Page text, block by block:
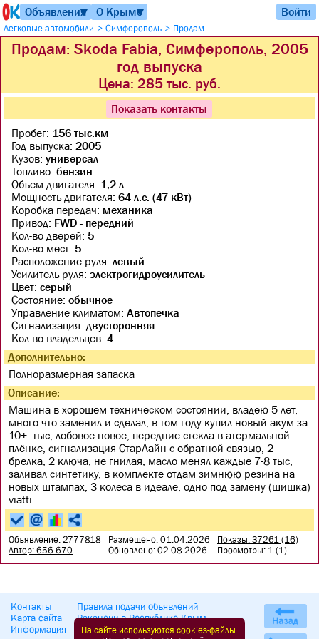
Объявления
▼ О Крыме
▼ Войти
Легковые автомобили > Симферополь > Продам
Продам: Skoda Fabia, Симферополь, 2005
год выпуска
Цена: 285 тыс. руб.
Показать контакты
Пробег: 156 тыс.км
Год выпуска:2005
Кузов:универсал
Топливо:бензин
Объем двигателя: 1,2 л
Мощность двигателя:64 л.с. (47 кВт)
Коробка передач: механика
Привод: FWD - передний
Кол-во дверей:5
Кол-во мест:5
Расположение руля:левый
Усилитель руля:электрогидроусилитель
Цвет:серый
Состояние:обычное
Управление климатом:Автопечка
Сигнализация:двусторонняя
Кол-во владельцев:4
Дополнительно:
Полноразмерная запаска
Описание:
Машина в хорошем техническом состоянии, владею 5 лет,
много что заменил и сделал, в том году купил новый акум за
10+- тыс, лобовое новое, передние стекла в атермальной
плёнке, сигнализация СтарЛайн с обратной связью, 2
брелка, 2 ключа, не гнилая, масло менял каждые 7-8 тыс,
заливал синтетику, в комплекте отдам зимнюю резина на
новых штампах, 3 колеса в идеале, одно под замену (шишка)
viatti
Объявление: 2777818
Автор: 656-670
Размещено: 01.04.2026
Обновлено: 02.08.2026
Показы: 37261 (16)
Просмотры: 1 (1)
Контакты
Карта сайта
Информация
Правила подачи объявлений
Вакансии в Республике Крым
Достопримечательности Крыма
На сайте используются cookies-файлы.